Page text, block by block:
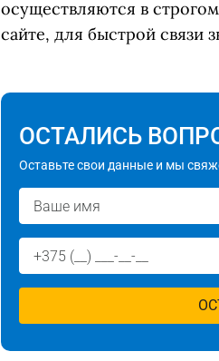
осуществляются в
сайте, для быстрой связи
ОСТАЛИСЬ
Оставьте свои данные и мы